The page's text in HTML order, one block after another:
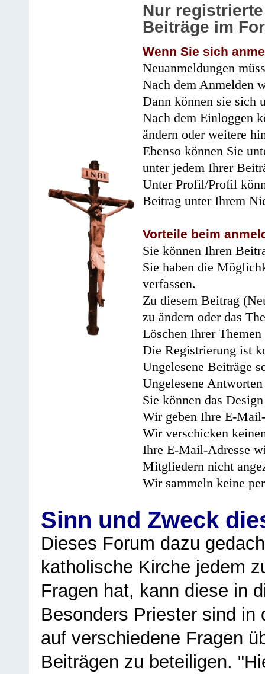
Nur
Beiträge im
Wenn Sie sich
Neuanmeldungen
Nach dem Anmelden
Dann können sie sich
Nach dem Einloggen
ändern oder weitere
Ebenso können Sie
unter jedem Ihrer
Unter Profil/Profil
Beitrag unter Ihrem
Vorteile beim
Sie können Ihren
Sie haben die
verfassen.
Zu diesem Beitrag
zu ändern oder das
Löschen Ihrer
Die Registrierung ist
Ungelesene Beiträge
Ungelesene
Sie können das
Wir geben Ihre E-
Wir verschicken
Ihre E-Mail-Adresse
Mitgliedern nicht
Wir sammeln keine
Sinn und Zweck
Dieses Forum dazu
katholische Kirche jedem
Fragen hat, kann diese in
Besonders Priester sind in
auf verschiedene Fragen
Beiträgen zu beteiligen.